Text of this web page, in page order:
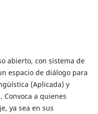
abierto, con sistema de
espacio de diálogo para
(Aplicada) y
a quienes
ya sea en sus